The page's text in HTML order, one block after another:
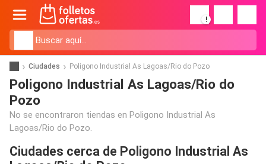
!
Ciudades Poligono Industrial As Lagoas/Rio do Pozo
Poligono Industrial As Lagoas/Rio do
Pozo
No se encontraron tiendas en Poligono Industrial As
Lagoas/Rio do Pozo.
Ciudades cerca de Poligono Industrial As